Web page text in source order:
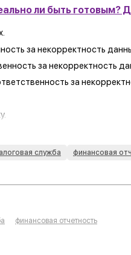
ли быть готовым?
за некорректность
за некорректность
за
на Кипре.
служба финансовая
финансовая отчетность